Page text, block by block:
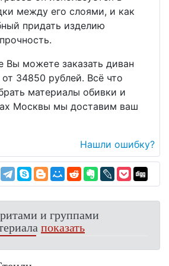
между его слоями, и как
придать изделию
Вы можете заказать диван
34850 рублей. Всё что
материалы обивки и
Москвы мы доставим ваш
Нашли ошибку?
и группами
показать